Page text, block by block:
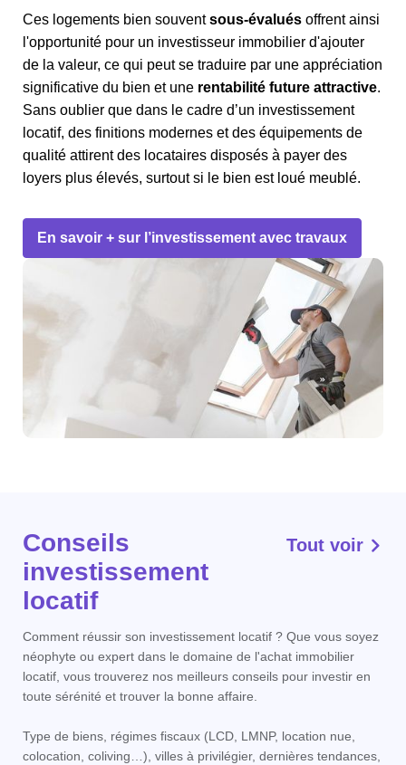
Ces logements bien souventsous-évalués offrent ainsi
l'opportunité pour un investisseur immobilier d'ajouter
de la valeur, ce qui peut se traduire par une appréciation
significative du bien et une rentabilité future attractive.
Sans oublier que dans le cadre d’un investissement
locatif, des finitions modernes et des équipements de
qualité attirent des locataires disposés à payer des
loyers plus élevés, surtout si le bien est loué meublé.
En savoir + sur l’investissement avec travaux
Conseils
investissement
locatif
Tout voir
Comment réussir son investissement locatif ? Que vous soyez
néophyte ou expert dans le domaine de l'achat immobilier
locatif, vous trouverez nos meilleurs conseils pour investir en
toute sérénité et trouver la bonne affaire.
Type de biens, régimes fiscaux (LCD, LMNP, location nue,
colocation, coliving…), villes à privilégier, dernières tendances,